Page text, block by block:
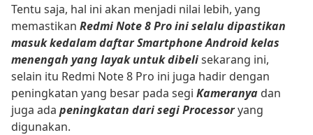
Tentu saja, hal ini akan menjadi nilai lebih, yang
memastikan Redmi Note 8 Pro ini selalu dipastikan
masuk kedalam daftar Smartphone Android kelas
menengah yang layak untuk dibelisekarang ini,
selain itu Redmi Note 8 Pro ini juga hadir dengan
peningkatan yang besar pada segi Kameranya dan
juga ada peningkatan dari segi Processoryang
digunakan.